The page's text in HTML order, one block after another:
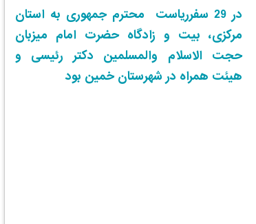
در 29 سفرریاست محترم جمهوری به استان
مرکزی، بیت و زادگاه حضرت امام میزبان
حجت الاسلام والمسلمین دکتر رئیسی و
هیئت همراه در شهرستان خمین بود